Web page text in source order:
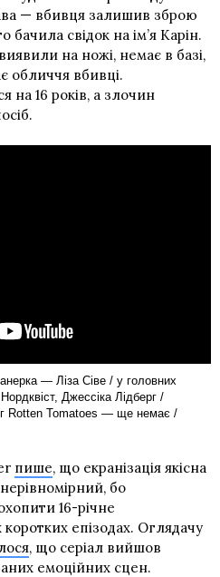
— вбивця залишив зброю
бачила свідок на ім’я Карін.
на ножі, немає в базі,
обличчя вбивці.
на 16 років, а злочин
— Ліза Сіве / у головних
Джессіка Лідберг /
Rotten Tomatoes — ще немає /
пише, що екранізація якісна
бо
16-річне
епізодах. Оглядачу
, що серіал вийшов
емоційних сцен.